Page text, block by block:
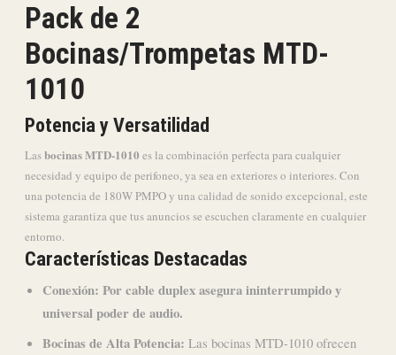
Pack de 2
Bocinas/Trompetas MTD-
1010
Potencia y Versatilidad
Lasbocinas MTD-1010 es la combinación perfecta para cualquier
necesidad y equipo de perifoneo, ya sea en exteriores o interiores. Con
una potencia de 180W PMPO y una calidad de sonido excepcional, este
sistema garantiza que tus anuncios se escuchen claramente en cualquier
entorno.
Características Destacadas
Conexión: Por cable duplex asegura ininterrumpido y
universal poder de audio.
Bocinas de Alta Potencia: Las bocinas MTD-1010 ofrecen